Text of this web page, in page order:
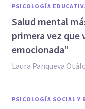
PSICOLOGÍA
Salud mental
primera vez que
emocionada”
Laura Panqueva
PSICOLOGÍA SOCIAL Y